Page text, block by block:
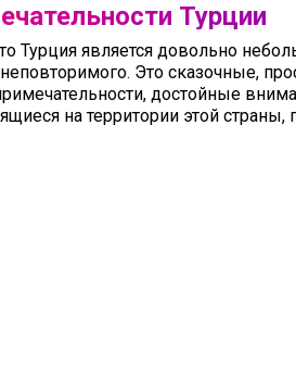
Турции
Турция является довольно
Это сказочные,
достойные
на территории этой